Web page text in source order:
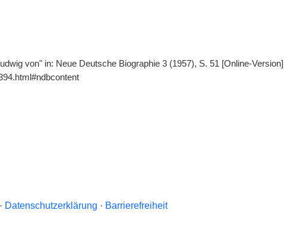
von" in: Neue Deutsche Biographie 3 (1957), S. 51 [Online-
· Datenschutzerklärung · Barrierefreiheit